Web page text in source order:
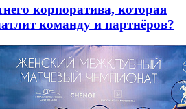
корпоратива, которая
команду и партнёров?